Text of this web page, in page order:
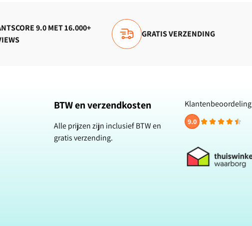
9.0 MET 16.000+
GRATIS VERZENDING
BTW en verzendkosten
Alle prijzen zijn inclusief BTW en
gratis verzending.
Klantenbeoordeling
9.0